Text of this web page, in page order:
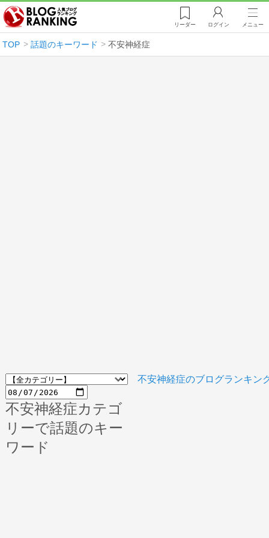
リーダー ログイン メニュー
TOP 話題のキーワード 不安神経症
不安神経症カテゴ
リーで話題のキー
ワード
不安神経症のブログランキン